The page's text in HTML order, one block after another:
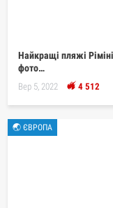
Найкращі пляжі
фото…
Вер 5, 2022 4 512
🌏 ЄВРОПА